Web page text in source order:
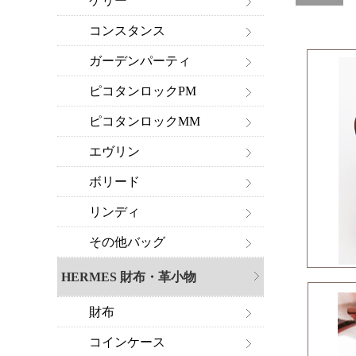
コンスタンス
ガーデンパーティ
ピコタンロックPM
ピコタンロックMM
エヴリン
ボリード
リンディ
その他バッグ
HERMES 財布・革小物
財布
コインケース